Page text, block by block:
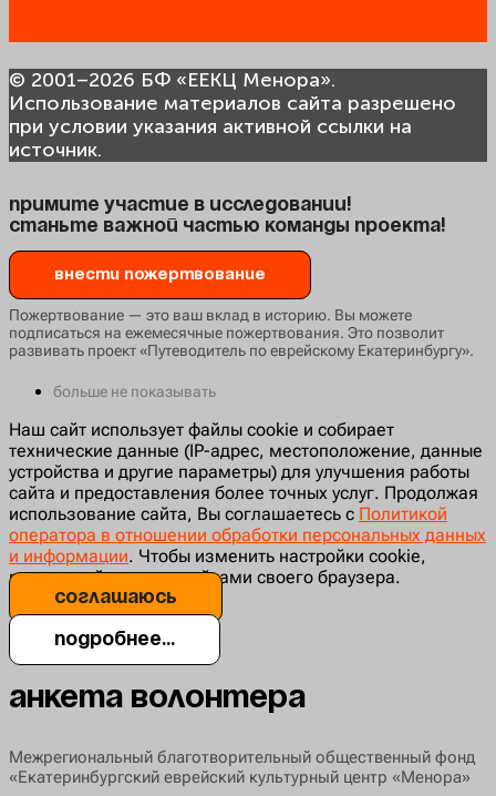
© 2001–2026 БФ «ЕЕКЦ Менора».
Использование материалов сайта разрешено
при условии указания активной ссылки на
источник.
Примите участие в исследовании!
Станьте важной частью команды проекта!
Внести пожертвование
Пожертвование — это ваш вклад в историю. Вы можете
подписаться на ежемесячные пожертвования. Это позволит
развивать проект «Путеводитель по еврейскому Екатеринбургу».
больше не показывать
Наш сайт использует файлы cookie и собирает
технические данные (IP-адрес, местоположение, данные
устройства и другие параметры) для улучшения работы
сайта и предоставления более точных услуг. Продолжая
использование сайта, Вы соглашаетесь с Политикой
оператора в отношении обработки персональных данных
и информации. Чтобы изменить настройки cookie,
воспользуйтесь настройками своего браузера.
соглашаюсь
Подробнее...
Анкета волонтера
Межрегиональный благотворительный общественный фонд
«Екатеринбургский еврейский культурный центр «Менора»